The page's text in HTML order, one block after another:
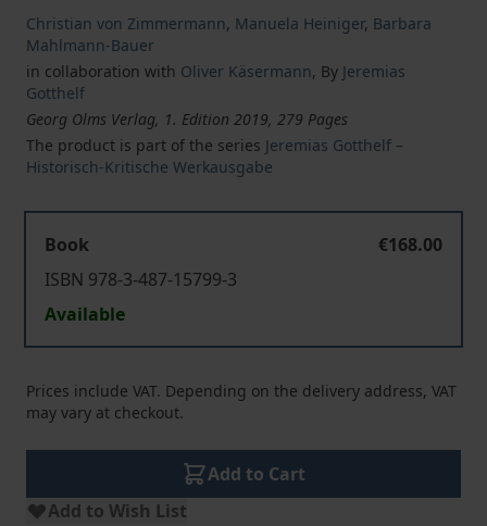
Christian von Zimmermann, Manuela Heiniger, Barbara
Mahlmann-Bauer
in collaboration with Oliver Käsermann, By Jeremias
Gotthelf
Georg Olms Verlag, 1. Edition 2019, 279 Pages
The product is part of the series Jeremias Gotthelf –
Historisch-Kritische Werkausgabe
Book
€168.00
ISBN 978-3-487-15799-3
Available
Prices include VAT. Depending on the delivery address, VAT
may vary at checkout.
Add to Cart
Add to Wish List